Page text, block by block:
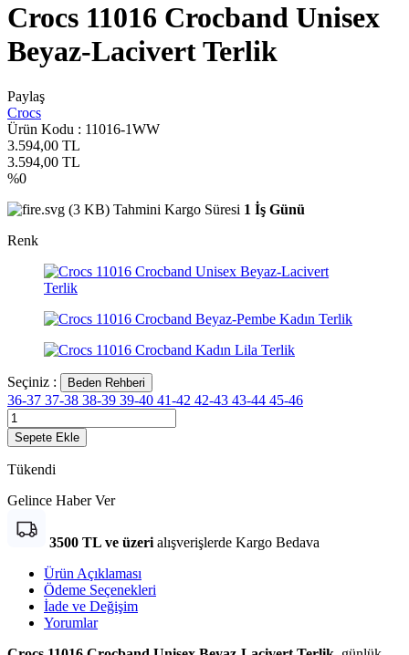
Crocs 11016 Crocband Unisex
Beyaz-Lacivert Terlik
Paylaş
Crocs
Ürün Kodu : 11016-1WW
3.594,00 TL
3.594,00 TL
%0
Tahmini Kargo Süresi 1 İş Günü
Renk
Seçiniz : Beden Rehberi
36-37 37-38 38-39 39-40 41-42 42-43 43-44 45-46
Sepete Ekle
Tükendi
Gelince Haber Ver
3500 TL ve üzeri alışverişlerde Kargo Bedava
Ürün Açıklaması
Ödeme Seçenekleri
İade ve Değişim
Yorumlar